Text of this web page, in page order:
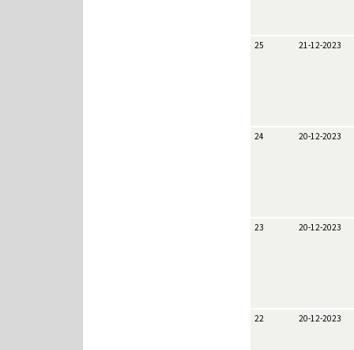
25 21-12-2023
24 20-12-2023
23 20-12-2023
22 20-12-2023